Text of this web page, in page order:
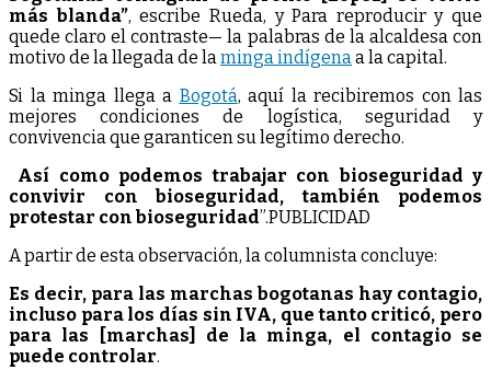
más blanda”, escribe Rueda, y Para reproducir y que
quede claro el contraste— la palabras de la alcaldesa con
motivo de la llegada de la minga indígena a la capital.
Si la minga llega a Bogotá, aquí la recibiremos con las
mejores condiciones de logística, seguridad y
convivencia que garanticen su legítimo derecho.
Así como podemos trabajar con bioseguridad y
convivir con bioseguridad, también podemos
protestar con bioseguridad”.PUBLICIDAD
A partir de esta observación, la columnista concluye:
Es decir, para las marchas bogotanas hay contagio,
incluso para los días sin IVA, que tanto criticó, pero
para las [marchas] de la minga, el contagio se
puede controlar.